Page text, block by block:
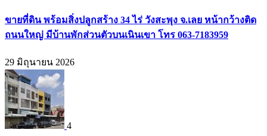
ขายที่ดิน พร้อมสิ่งปลูกสร้าง 34 ไร่ วังสะพุง จ.เลย หน้ากว้างติด
ถนนใหญ่ มีบ้านพักส่วนตัวบนเนินเขา โทร 063-7183959
29 มิถุนายน 2026
4